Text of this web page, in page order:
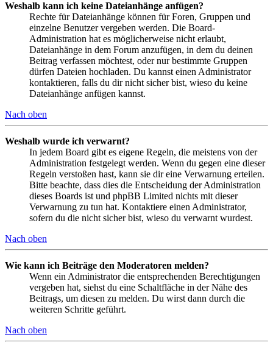
Weshalb kann ich keine Dateianhänge anfügen?
Rechte für Dateianhänge können für Foren, Gruppen und
einzelne Benutzer vergeben werden. Die Board-
Administration hat es möglicherweise nicht erlaubt,
Dateianhänge in dem Forum anzufügen, in dem du deinen
Beitrag verfassen möchtest, oder nur bestimmte Gruppen
dürfen Dateien hochladen. Du kannst einen Administrator
kontaktieren, falls du dir nicht sicher bist, wieso du keine
Dateianhänge anfügen kannst.
Nach oben
Weshalb wurde ich verwarnt?
In jedem Board gibt es eigene Regeln, die meistens von der
Administration festgelegt werden. Wenn du gegen eine dieser
Regeln verstoßen hast, kann sie dir eine Verwarnung erteilen.
Bitte beachte, dass dies die Entscheidung der Administration
dieses Boards ist und phpBB Limited nichts mit dieser
Verwarnung zu tun hat. Kontaktiere einen Administrator,
sofern du die nicht sicher bist, wieso du verwarnt wurdest.
Nach oben
Wie kann ich Beiträge den Moderatoren melden?
Wenn ein Administrator die entsprechenden Berechtigungen
vergeben hat, siehst du eine Schaltfläche in der Nähe des
Beitrags, um diesen zu melden. Du wirst dann durch die
weiteren Schritte geführt.
Nach oben